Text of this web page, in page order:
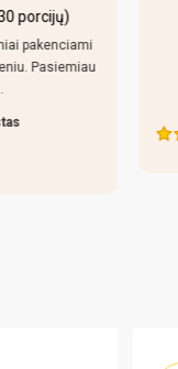
porcijų)
pakenciami
Pasiemiau